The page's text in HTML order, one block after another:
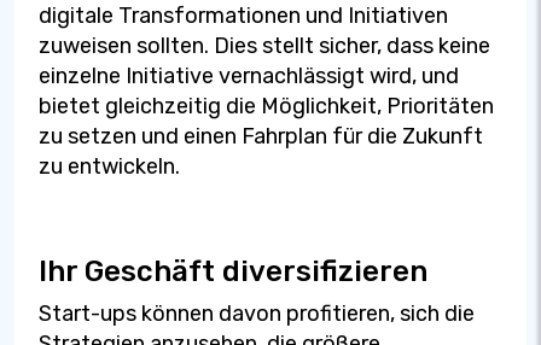
digitale Transformationen und Initiativen
zuweisen sollten. Dies stellt sicher, dass keine
einzelne Initiative vernachlässigt wird, und
bietet gleichzeitig die Möglichkeit, Prioritäten
zu setzen und einen Fahrplan für die Zukunft
zu entwickeln.
Ihr Geschäft diversifizieren
Start-ups können davon profitieren, sich die